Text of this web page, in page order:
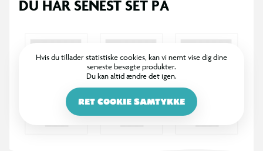
garanteres
DU HAR SENEST SET PÅ
Hvis du tillader statistiske cookies, kan vi nemt vise dig dine
seneste besøgte produkter.
Du kan altid ændre det igen.
RET COOKIE SAMTYKKE